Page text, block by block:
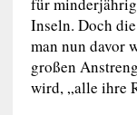
für
Inseln. Doch
man nun davor
großen
wird, „alle ihre